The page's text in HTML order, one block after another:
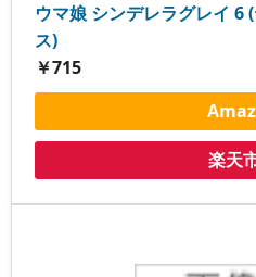
ウマ娘 シンデレラグレイ 6
ス)
￥715
楽天